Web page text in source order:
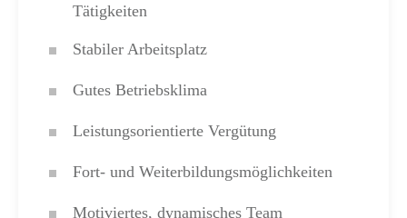
Tätigkeiten
Stabiler Arbeitsplatz
Gutes Betriebsklima
Leistungsorientierte Vergütung
Fort- und Weiterbildungsmöglichkeiten
Motiviertes, dynamisches Team